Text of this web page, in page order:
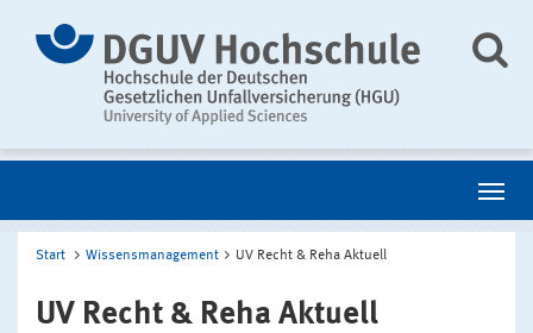
Start Wissensmanagement UV Recht & Reha Aktuell
UV Recht & Reha Aktuell